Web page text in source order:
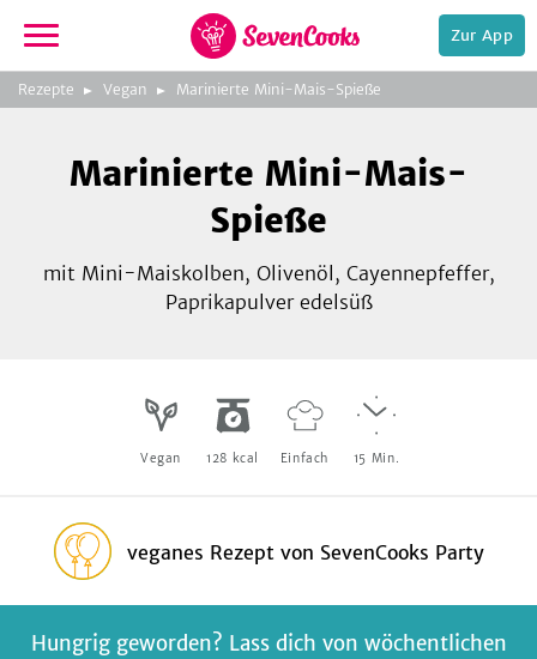
zur
Startseite
Zur App
Rezepte Vegan Marinierte Mini-Mais-Spieße
Bild
3
zeigen
Marinierte Mini-Mais-
Spieße
mit Mini-Maiskolben, Olivenöl, Cayennepfeffer,
Paprikapulver edelsüß
Vegan 128 kcal Einfach 15 Min.
veganes Rezept von SevenCooks Party
Hungrig geworden? Lass dich von wöchentlichen